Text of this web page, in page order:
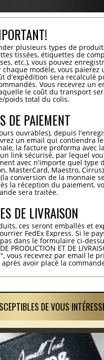
plusieurs types de
tissées, étiquettes de
etc.), vous pouvez
modèle, vous paierez
d'expédition sera recalculé
Vous recevrez un
le coût du transport
poids total du colis.
DE PAIEMENT
ouvrables), depuis
un email qui contiendra
la facture proforma avec
link sécurisé, par lequel
avec n'importe quel type
MasterCard, Maestro,
conversion de la monnaie
la réception du paiement,
sera traitée.
DE LIVRAISON
ces seront emballés et
FedEx Express. Si le
dans le formulaire ci-
PRODUCTION ET DE
vous recevrez par email le
avoir placé la
DE VOUS